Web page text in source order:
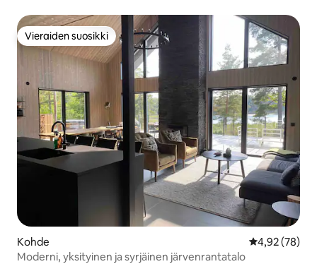
Vieraiden suosikki
Vieraiden suosikki
Kohde
4,92 (78)
Moderni, yksityinen ja syrjäinen järvenrantatalo